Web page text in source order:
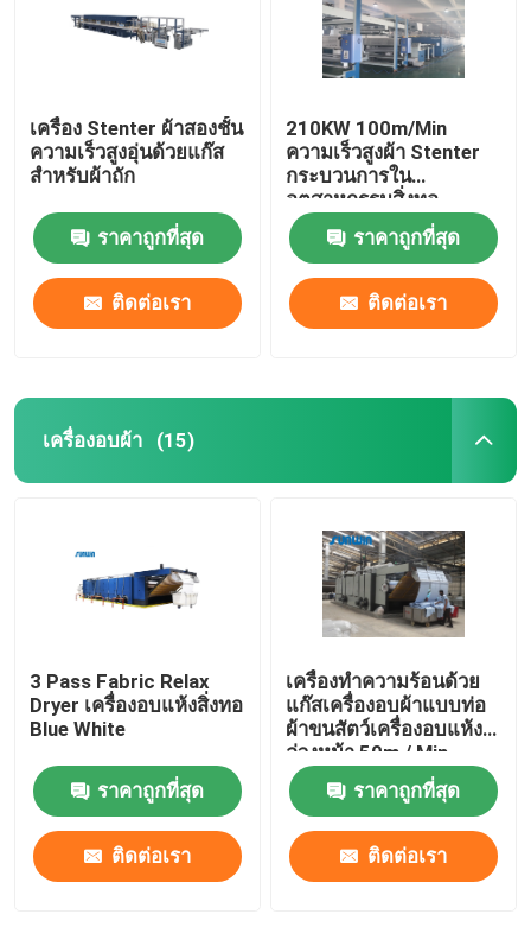
เครื่อง Stenter ผ้าสองชั้น
ความเร็วสูงอุ่นด้วยแก๊ส
สำหรับผ้าถัก
ราคาถูกที่สุด
ติดต่อเรา
210KW 100m/Min
ความเร็วสูงผ้า Stenter
กระบวนการใน
อุตสาหกรรมสิ่งทอ
2800mm
ราคาถูกที่สุด
ติดต่อเรา
เครื่องอบผ้า (15)
3 Pass Fabric Relax
Dryer เครื่องอบแห้งสิ่งทอ
Blue White
ราคาถูกที่สุด
ติดต่อเรา
เครื่องทำความร้อนด้วย
แก๊สเครื่องอบผ้าแบบท่อ
ผ้าขนสัตว์เครื่องอบแห้ง
ล่วงหน้า 50m / Min
ราคาถูกที่สุด
ติดต่อเรา